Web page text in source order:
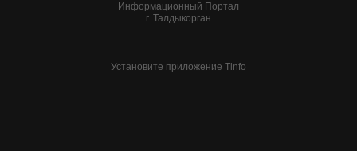
Информационный Портал
г. Талдыкорган
Установите приложение Tinfo